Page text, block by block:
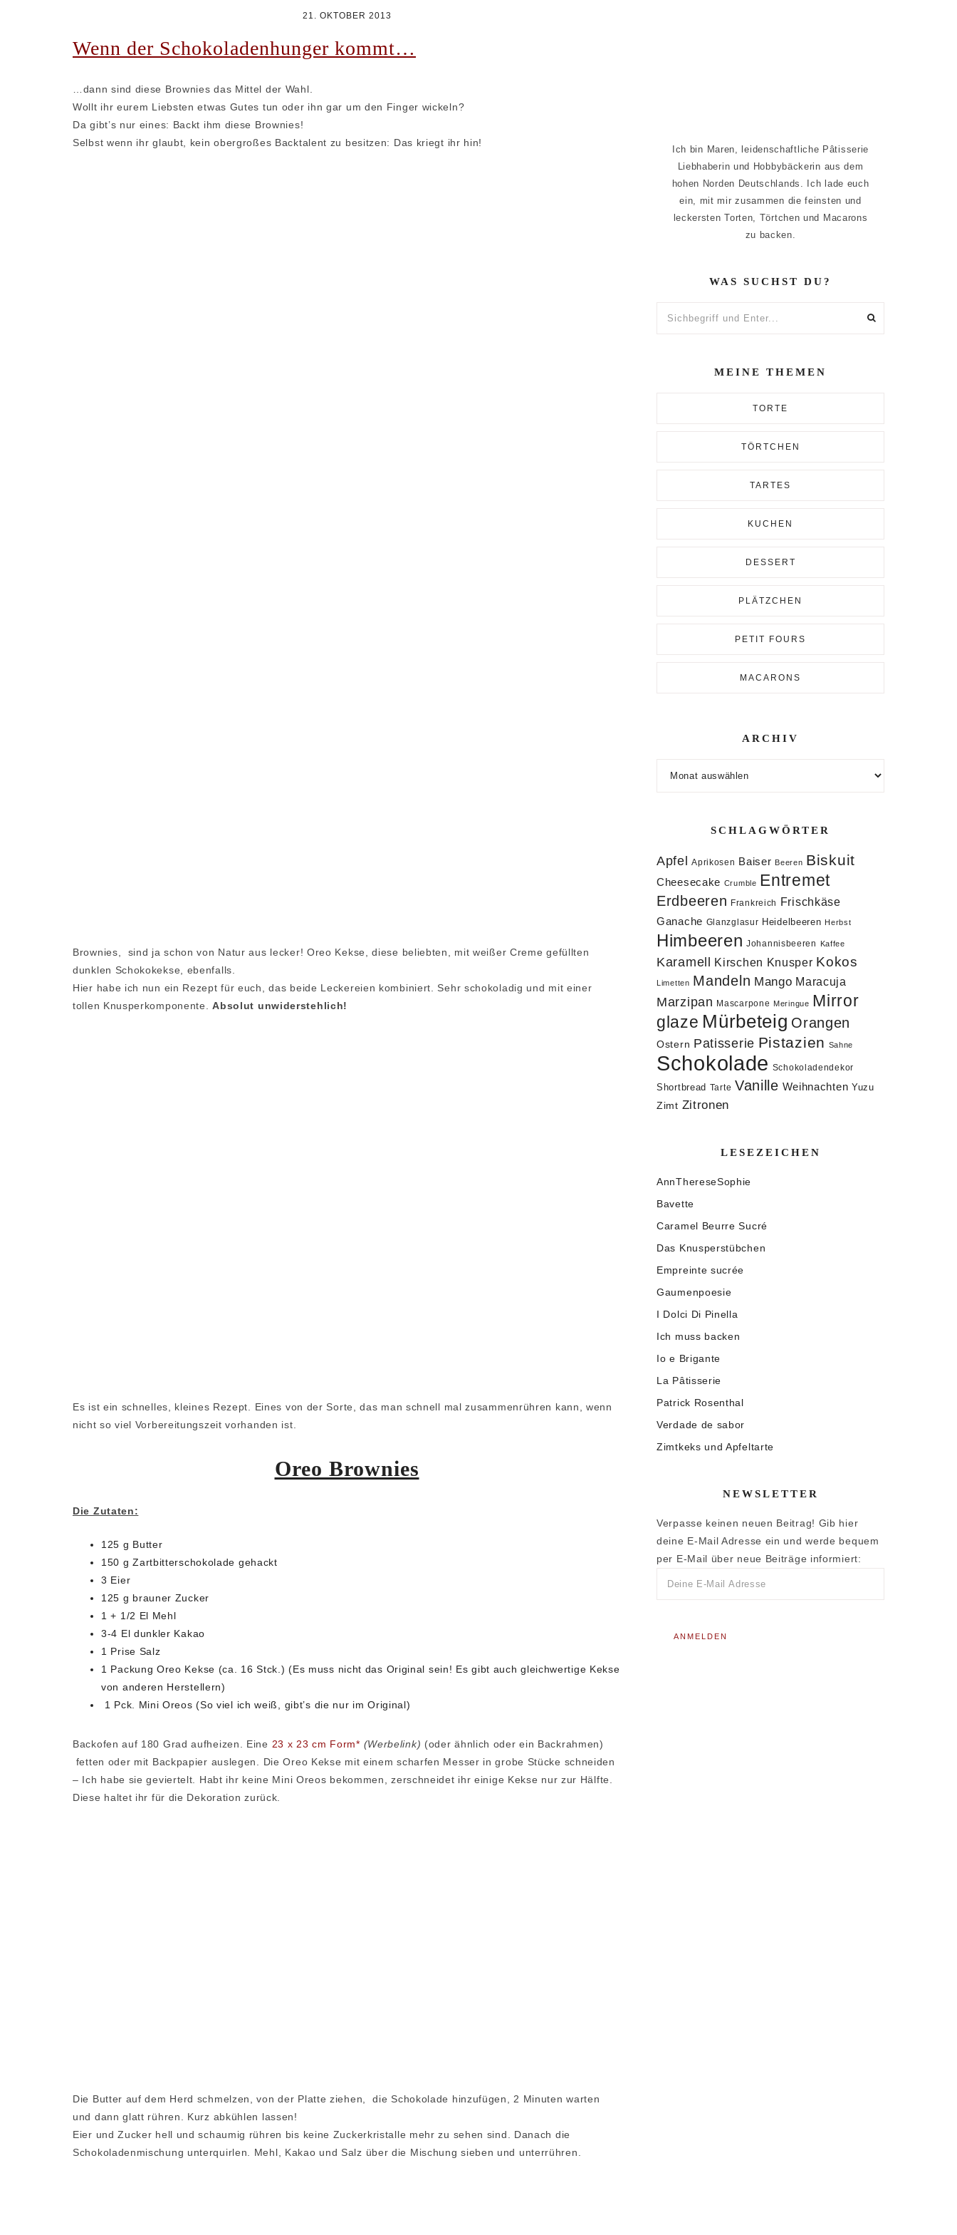
TÖRTCHEN
TARTES
KUCHEN
MACARONS
GALERIE
21. OKTOBER 2013
Wenn der Schokoladenhunger kommt…
…dann sind diese Brownies das Mittel der Wahl.
Wollt ihr eurem Liebsten etwas Gutes tun oder ihn gar um den Finger wickeln?
Da gibt’s nur eines: Backt ihm diese Brownies!
Selbst wenn ihr glaubt, kein obergroßes Backtalent zu besitzen: Das kriegt ihr hin!
Brownies, sind ja schon von Natur aus lecker! Oreo Kekse, diese beliebten, mit weißer Creme gefüllten
dunklen Schokokekse, ebenfalls.
Hier habe ich nun ein Rezept für euch, das beide Leckereien kombiniert. Sehr schokoladig und mit einer
tollen Knusperkomponente.Absolut unwiderstehlich!
Es ist ein schnelles, kleines Rezept. Eines von der Sorte, das man schnell mal zusammenrühren kann, wenn
nicht so viel Vorbereitungszeit vorhanden ist.
Oreo Brownies
Die Zutaten:
125 g Butter
150 g Zartbitterschokolade gehackt
3 Eier
125 g brauner Zucker
1 + 1/2 El Mehl
3-4 El dunkler Kakao
1 Prise Salz
1 Packung Oreo Kekse (ca. 16 Stck.) (Es muss nicht das Original sein! Es gibt auch gleichwertige Kekse
von anderen Herstellern)
1 Pck. Mini Oreos (So viel ich weiß, gibt’s die nur im Original)
Backofen auf 180 Grad aufheizen. Eine 23 x 23 cm Form* (Werbelink) (oder ähnlich oder ein Backrahmen)
fetten oder mit Backpapier auslegen. Die Oreo Kekse mit einem scharfen Messer in grobe Stücke schneiden
– Ich habe sie geviertelt. Habt ihr keine Mini Oreos bekommen, zerschneidet ihr einige Kekse nur zur Hälfte.
Diese haltet ihr für die Dekoration zurück.
Die Butter auf dem Herd schmelzen, von der Platte ziehen, die Schokolade hinzufügen, 2 Minuten warten
und dann glatt rühren. Kurz abkühlen lassen!
Eier und Zucker hell und schaumig rühren bis keine Zuckerkristalle mehr zu sehen sind. Danach die
Schokoladenmischung unterquirlen. Mehl, Kakao und Salz über die Mischung sieben und unterrühren.
Ich bin Maren, leidenschaftliche Pâtisserie
Liebhaberin und Hobbybäckerin aus dem
hohen Norden Deutschlands. Ich lade euch
ein, mit mir zusammen die feinsten und
leckersten Torten, Törtchen und Macarons
zu backen.
WAS SUCHST DU?
MEINE THEMEN
TORTE
TÖRTCHEN
TARTES
KUCHEN
DESSERT
PLÄTZCHEN
PETIT FOURS
MACARONS
ARCHIV
SCHLAGWÖRTER
Apfel Aprikosen Baiser Beeren Biskuit
Cheesecake Crumble Entremet
Erdbeeren Frankreich Frischkäse
Ganache Glanzglasur Heidelbeeren Herbst
Himbeeren Johannisbeeren Kaffee
Karamell Kirschen Knusper Kokos
Limetten Mandeln Mango Maracuja
Marzipan Mascarpone Meringue Mirror
glaze Mürbeteig Orangen
Ostern Patisserie Pistazien Sahne
Schokolade Schokoladendekor
Shortbread Tarte Vanille Weihnachten Yuzu
Zimt Zitronen
LESEZEICHEN
AnnThereseSophie
Bavette
Caramel Beurre Sucré
Das Knusperstübchen
Empreinte sucrée
Gaumenpoesie
I Dolci Di Pinella
Ich muss backen
Io e Brigante
La Pâtisserie
Patrick Rosenthal
Verdade de sabor
Zimtkeks und Apfeltarte
NEWSLETTER
Verpasse keinen neuen Beitrag! Gib hier
deine E-Mail Adresse ein und werde bequem
per E-Mail über neue Beiträge informiert: